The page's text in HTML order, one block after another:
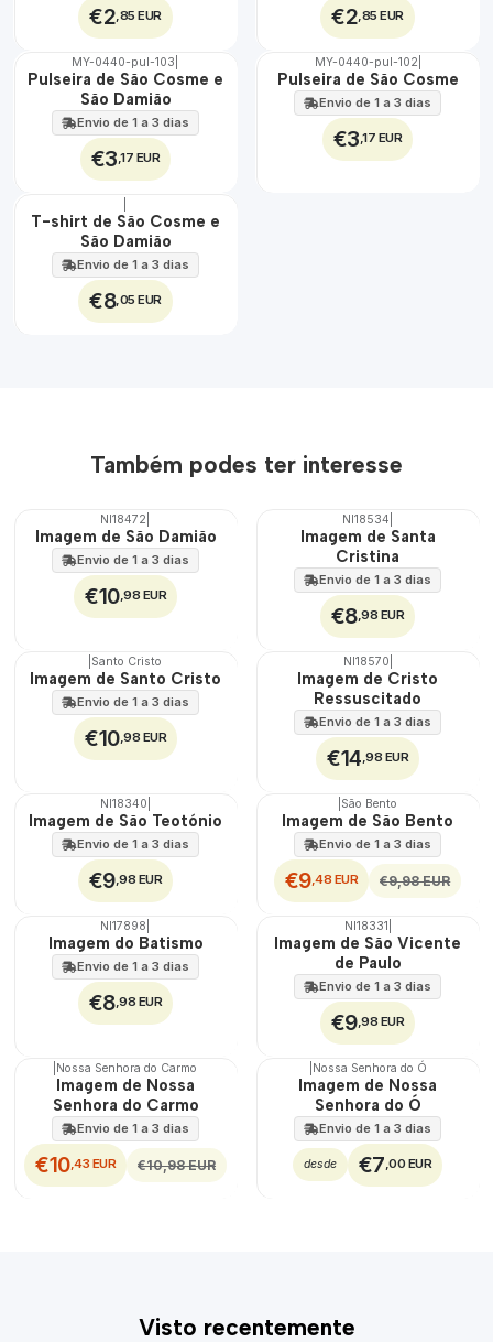
€2,85 EUR €2,85 EUR
🇵🇹
MY-0440-pul-103
Pulseira de São Cosme e
São Damião
Envio de 1 a 3 dias
€3,17 EUR
🇵🇹
100%
MY-0440-pul-102
Pulseira de São Cosme
Envio de 1 a 3 dias
€3,17 EUR
🇵🇹
T-shirt de São Cosme e
São Damião
Envio de 1 a 3 dias
€8,05 EUR
Também podes ter interesse
NI18472
Imagem de São Damião
Envio de 1 a 3 dias
€10,98 EUR
NI18534
Imagem de Santa
Cristina
Envio de 1 a 3 dias
€8,98 EUR
Santo Cristo
Imagem de Santo Cristo
Envio de 1 a 3 dias
€10,98 EUR
NI18570
Imagem de Cristo
Ressuscitado
Envio de 1 a 3 dias
€14,98 EUR
NI18340
Imagem de São Teotónio
Envio de 1 a 3 dias
€9,98 EUR
DESCONTO
Esgotado
São Bento
Imagem de São Bento
Envio de 1 a 3 dias
€9,48 EUR €9,98 EUR
NI17898
Imagem do Batismo
Envio de 1 a 3 dias
€8,98 EUR
NI18331
Imagem de São Vicente
de Paulo
Envio de 1 a 3 dias
€9,98 EUR
DESCONTO
Nossa Senhora do Carmo
Imagem de Nossa
Senhora do Carmo
Envio de 1 a 3 dias
€10,43 EUR €10,98 EUR
Nossa Senhora do Ó
Imagem de Nossa
Senhora do Ó
Envio de 1 a 3 dias
desde €7,00 EUR
Visto recentemente